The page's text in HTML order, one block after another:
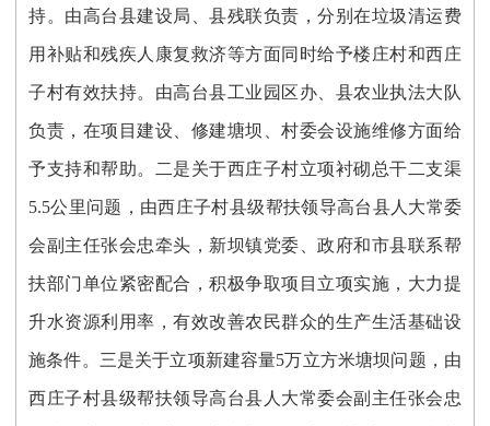
持。由高台县建设局、县残联负责，分别在垃圾清运费
用补贴和残疾人康复救济等方面同时给予楼庄村和西庄
子村有效扶持。由高台县工业园区办、县农业执法大队
负责，在项目建设、修建塘坝、村委会设施维修方面给
予支持和帮助。二是关于西庄子村立项衬砌总干二支渠
5.5公里问题，由西庄子村县级帮扶领导高台县人大常委
会副主任张会忠牵头，新坝镇党委、政府和市县联系帮
扶部门单位紧密配合，积极争取项目立项实施，大力提
升水资源利用率，有效改善农民群众的生产生活基础设
施条件。三是关于立项新建容量5万立方米塘坝问题，由
西庄子村县级帮扶领导高台县人大常委会副主任张会忠